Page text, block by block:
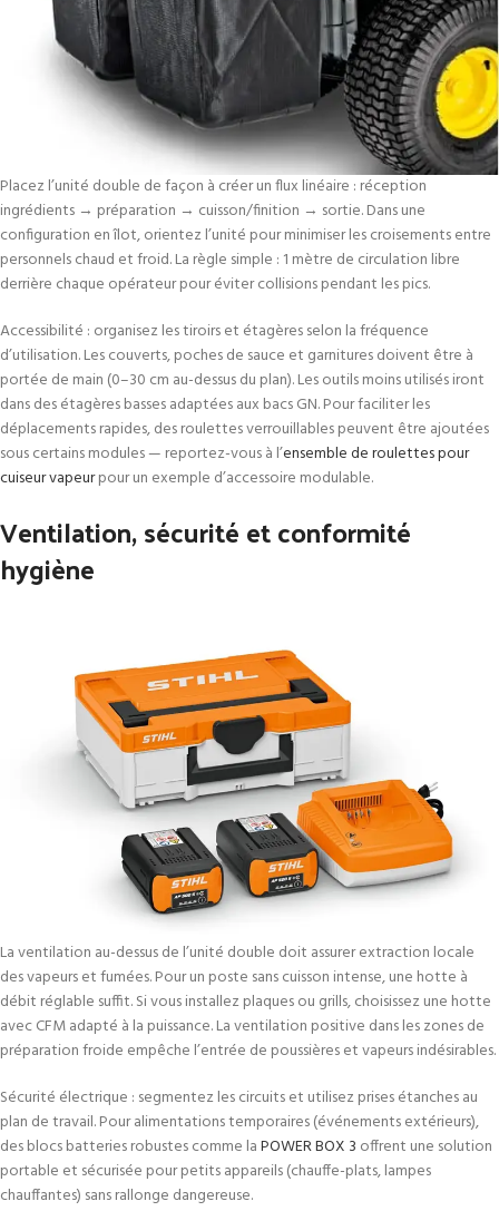
Placez l’unité double de façon à créer un flux linéaire : réception
ingrédients → préparation → cuisson/finition → sortie. Dans une
configuration en îlot, orientez l’unité pour minimiser les croisements entre
personnels chaud et froid. La règle simple : 1 mètre de circulation libre
derrière chaque opérateur pour éviter collisions pendant les pics.
Accessibilité : organisez les tiroirs et étagères selon la fréquence
d’utilisation. Les couverts, poches de sauce et garnitures doivent être à
portée de main (0–30 cm au-dessus du plan). Les outils moins utilisés iront
dans des étagères basses adaptées aux bacs GN. Pour faciliter les
déplacements rapides, des roulettes verrouillables peuvent être ajoutées
sous certains modules — reportez-vous à l’ensemble de roulettes pour
cuiseur vapeurpour un exemple d’accessoire modulable.
Ventilation, sécurité et conformité
hygiène
La ventilation au-dessus de l’unité double doit assurer extraction locale
des vapeurs et fumées. Pour un poste sans cuisson intense, une hotte à
débit réglable suffit. Si vous installez plaques ou grills, choisissez une hotte
avec CFM adapté à la puissance. La ventilation positive dans les zones de
préparation froide empêche l’entrée de poussières et vapeurs indésirables.
Sécurité électrique : segmentez les circuits et utilisez prises étanches au
plan de travail. Pour alimentations temporaires (événements extérieurs),
des blocs batteries robustes comme laPOWER BOX 3 offrent une solution
portable et sécurisée pour petits appareils (chauffe-plats, lampes
chauffantes) sans rallonge dangereuse.